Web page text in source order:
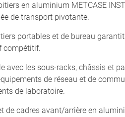
en aluminium METCASE
de transport pivotante.
portables et de bureau
compétitif.
avec les sous-racks, châssis et
de réseau et de
de laboratoire.
de cadres avant/arrière en